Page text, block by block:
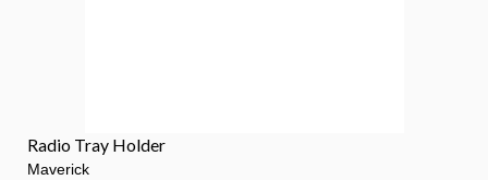
Radio Tray Holder
Maverick